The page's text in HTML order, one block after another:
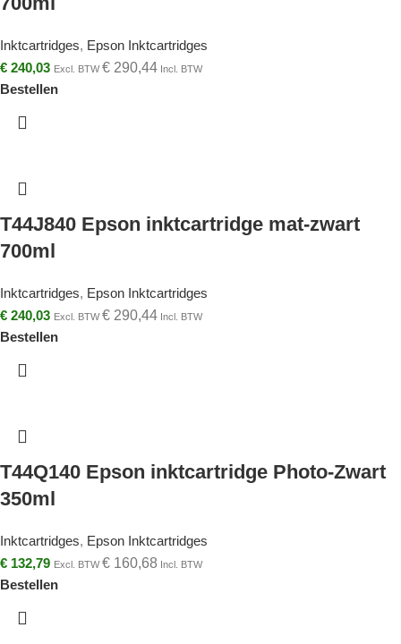
Inktcartridges, Epson Inktcartridges
€ 240,03 Excl. BTW€ 290,44 Incl. BTW
Bestellen
T44J840 Epson inktcartridge mat-zwart
700ml
Inktcartridges, Epson Inktcartridges
€ 240,03 Excl. BTW€ 290,44 Incl. BTW
Bestellen
T44Q140 Epson inktcartridge Photo-Zwart
350ml
Inktcartridges, Epson Inktcartridges
€ 132,79 Excl. BTW€ 160,68 Incl. BTW
Bestellen